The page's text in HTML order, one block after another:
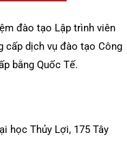
đào tạo Lập trình viên
cấp dịch vụ đào tạo Công
bằng Quốc Tế.
học Thủy Lợi, 175 Tây